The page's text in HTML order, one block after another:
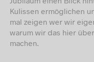
Kulissen ermöglichen
mal zeigen wer wir
warum wir das hier
machen.